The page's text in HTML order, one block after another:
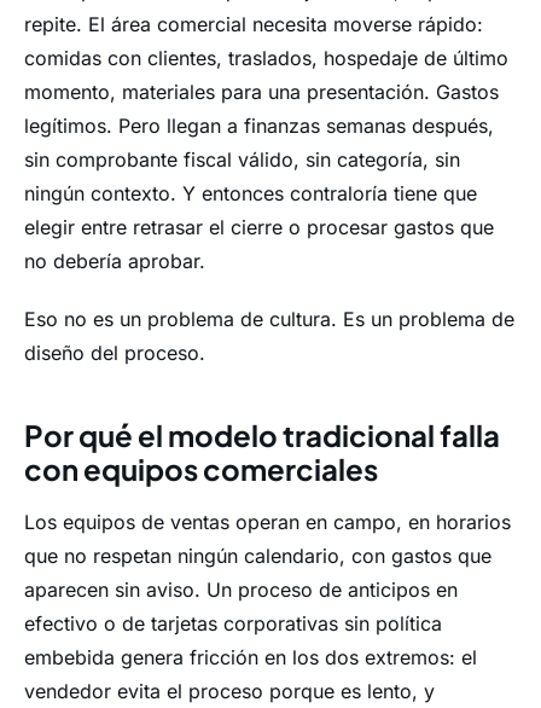
repite. El área comercial necesita moverse rápido:
comidas con clientes, traslados, hospedaje de último
momento, materiales para una presentación. Gastos
legítimos. Pero llegan a finanzas semanas después,
sin comprobante fiscal válido, sin categoría, sin
ningún contexto. Y entonces contraloría tiene que
elegir entre retrasar el cierre o procesar gastos que
no debería aprobar.
Eso no es un problema de cultura. Es un problema de
diseño del proceso.
Por qué el modelo tradicional falla
con equipos comerciales
Los equipos de ventas operan en campo, en horarios
que no respetan ningún calendario, con gastos que
aparecen sin aviso. Un proceso de anticipos en
efectivo o de tarjetas corporativas sin política
embebida genera fricción en los dos extremos: el
vendedor evita el proceso porque es lento, y